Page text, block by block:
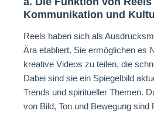
Kommunikation und
Reels haben sich als
Ära etabliert. Sie ermöglichen es
kreative Videos zu teilen, die
Dabei sind sie ein Spiegelbild
Trends und spiritueller Themen.
von Bild, Ton und Bewegung sind